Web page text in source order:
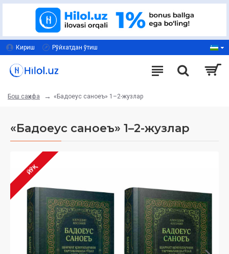
Кириш Рўйхатдан ўтиш
Бош саҳифа «Бадоеус саноеъ»‎ 1–2-жузлар
«Бадоеус саноеъ»‎ 1–2-жузлар
ЙЎҚ